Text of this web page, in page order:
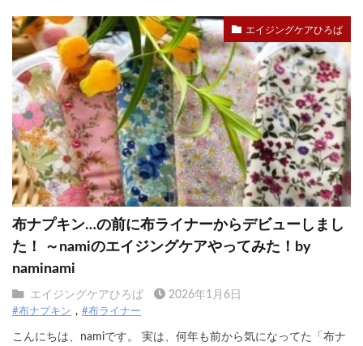
エイジングケアひろば
布ナプキン…の前に布ライナーからデビューしまし
た！ ～namiのエイジングケアやってみた！by
naminami
エイジングケアひろば 2026年1月6日
#布ナプキン #布ライナー
こんにちは、namiです。 実は、何年も前から気になってた「布ナ